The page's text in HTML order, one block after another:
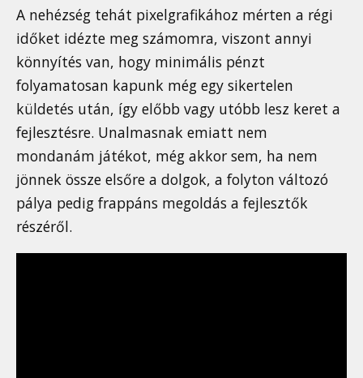
A nehézség tehát pixelgrafikához mérten a régi
időket idézte meg számomra, viszont annyi
könnyítés van, hogy minimális pénzt
folyamatosan kapunk még egy sikertelen
küldetés után, így előbb vagy utóbb lesz keret a
fejlesztésre. Unalmasnak emiatt nem
mondanám játékot, még akkor sem, ha nem
jönnek össze elsőre a dolgok, a folyton változó
pálya pedig frappáns megoldás a fejlesztők
részéről.